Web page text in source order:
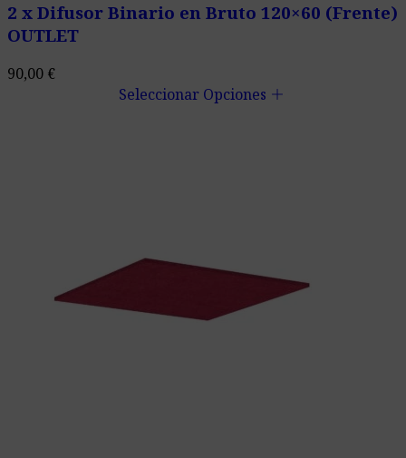
2 x Difusor Binario en Bruto 120×60 (Frente)
OUTLET
90,00 €
Seleccionar Opciones add